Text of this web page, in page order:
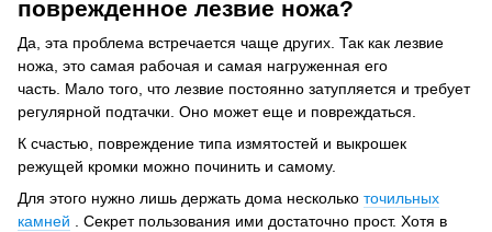
поврежденное лезвие ножа?
Да, эта проблема встречается чаще других. Так как лезвие
ножа, это самая рабочая и самая нагруженная его
часть. Мало того, что лезвие постоянно затупляется и требует
регулярной подтачки. Оно может еще и повреждаться.
К счастью, повреждение типа измятостей и выкрошек
режущей кромки можно починить и самому.
Для этого нужно лишь держать дома несколько точильных
камней . Секрет пользования ими достаточно прост. Хотя в